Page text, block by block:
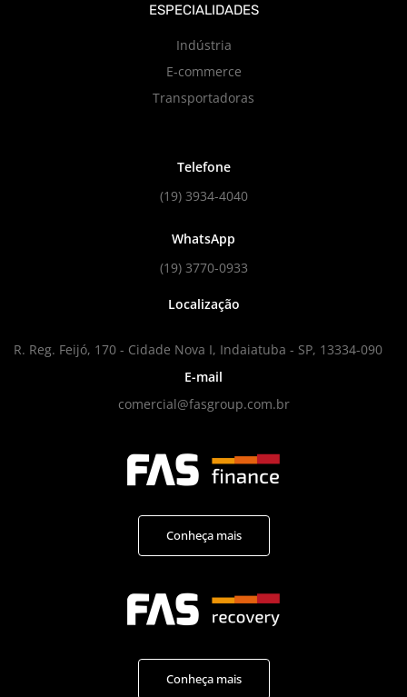
ESPECIALIDADES
Indústria
E-commerce
Transportadoras
Telefone
(19) 3934-4040
WhatsApp
(19) 3770-0933
Localização
R. Reg. Feijó, 170 - Cidade Nova I, Indaiatuba - SP, 13334-090
E-mail
comercial@fasgroup.com.br
Conheça mais
Conheça mais